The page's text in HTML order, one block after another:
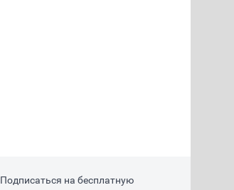
Подписаться на бесплатную